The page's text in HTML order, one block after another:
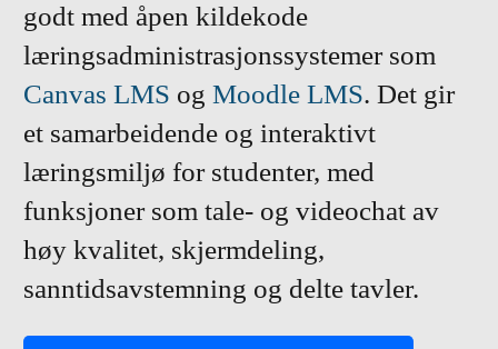
godt med åpen kildekode
læringsadministrasjonssystemer som
Canvas LMS og Moodle LMS. Det gir
et samarbeidende og interaktivt
læringsmiljø for studenter, med
funksjoner som tale- og videochat av
høy kvalitet, skjermdeling,
sanntidsavstemning og delte tavler.